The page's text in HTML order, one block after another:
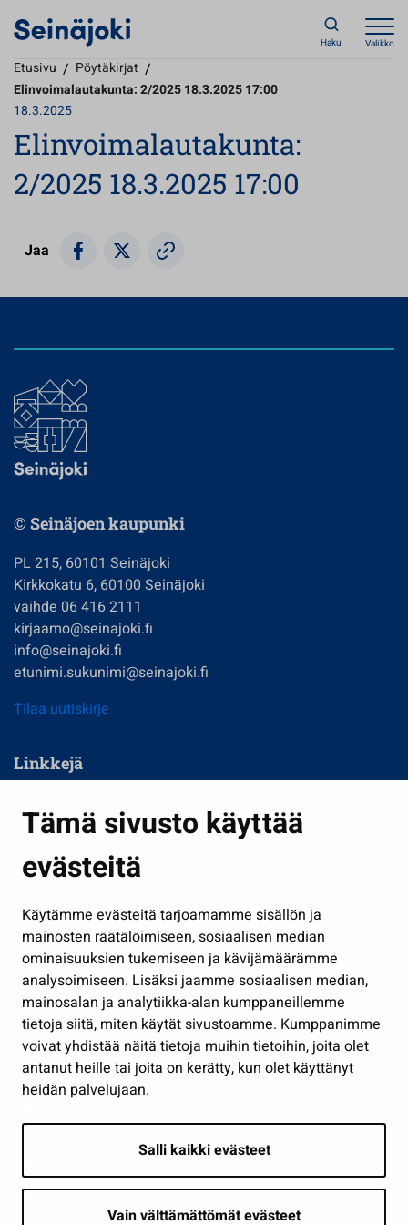
Tämä sivusto käyttää
evästeitä
Käytämme evästeitä tarjoamamme sisällön ja
mainosten räätälöimiseen, sosiaalisen median
ominaisuuksien tukemiseen ja kävijämäärämme
analysoimiseen. Lisäksi jaamme sosiaalisen median,
mainosalan ja analytiikka-alan kumppaneillemme
tietoja siitä, miten käytät sivustoamme. Kumppanimme
voivat yhdistää näitä tietoja muihin tietoihin, joita olet
antanut heille tai joita on kerätty, kun olet käyttänyt
heidän palvelujaan.
Salli kaikki evästeet
Vain välttämättömät evästeet
Haku Valikko
Etusivu / Pöytäkirjat /
Elinvoimalautakunta: 2/2025 18.3.2025 17:00
18.3.2025
Elinvoimalautakunta:
2/2025 18.3.2025 17:00
Jaa
© Seinäjoen kaupunki
PL 215, 60101 Seinäjoki
Kirkkokatu 6, 60100 Seinäjoki
vaihde 06 416 2111
kirjaamo@seinajoki.fi
info@seinajoki.fi
etunimi.sukunimi@seinajoki.fi
Tilaa uutiskirje
Linkkejä
Kasvatus ja opetus
Kulttuuri ja liikunta
Työ ja yrittäminen
Osallistu ja asioi
Näytä omat evästeasetukseni
Seuraa meitä